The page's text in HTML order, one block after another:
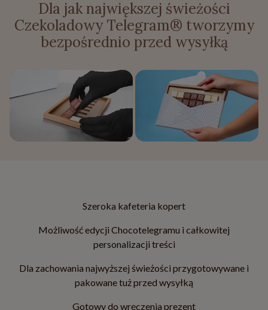
Dla jak największej świeżości
Czekoladowy Telegram® tworzymy
bezpośrednio przed wysyłką
Szeroka kafeteria kopert
Możliwość edycji Chocotelegramu i całkowitej
personalizacji treści
Dla zachowania najwyższej świeżości przygotowywane i
pakowane tuż przed wysyłką
Gotowy do wręczenia prezent